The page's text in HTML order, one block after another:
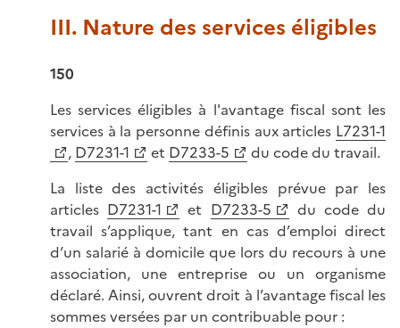
III. Nature des services éligibles
150
Les services éligibles à l'avantage fiscal sont les
services à la personne définis aux articles L7231-1
, D7231-1 et D7233-5
du code du travail.
La liste des activités éligibles prévue par les
articles D7231-1 et D7233-5
du code du
travail s’applique, tant en cas d’emploi direct
d’un salarié à domicile que lors du recours à une
association, une entreprise ou un organisme
déclaré. Ainsi, ouvrent droit à l’avantage fiscal les
sommes versées par un contribuable pour :